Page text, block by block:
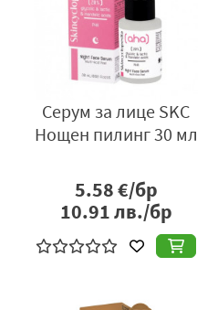
Серум за лице SKC
Нощен пилинг 30 мл
5.58€/бр
10.91лв./бр